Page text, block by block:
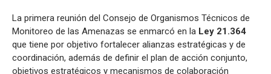
La primera reunión del Consejo de Organismos Técnicos de
Monitoreo de las Amenazas se enmarcó en la Ley 21.364
que tiene por objetivo fortalecer alianzas estratégicas y de
coordinación, además de definir el plan de acción conjunto,
objetivos estratégicos y mecanismos de colaboración